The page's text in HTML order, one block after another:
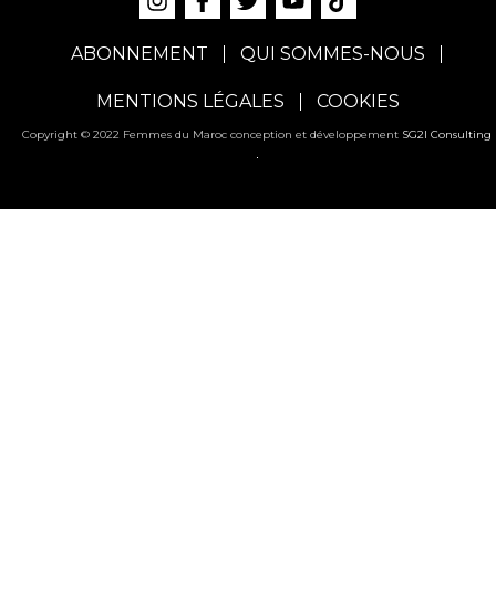
ABONNEMENT QUI SOMMES-NOUS
MENTIONS LÉGALES COOKIES
Copyright © 2022 Femmes du Maroc conception et développement SG2I Consulting